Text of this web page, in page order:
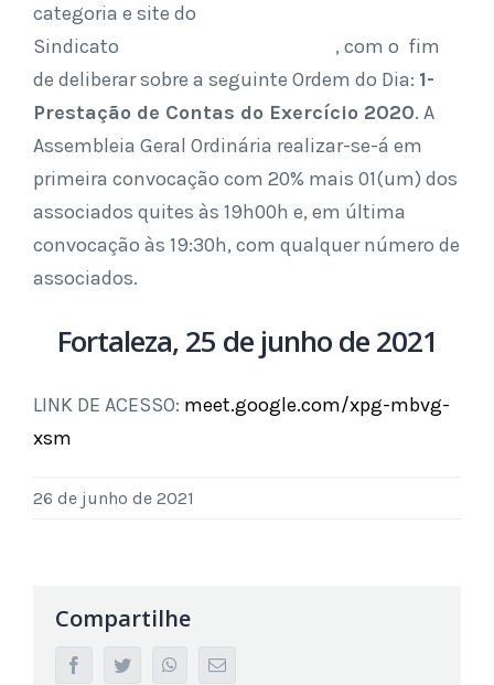
categoria e site do
Sindicato , com o fim
de deliberar sobre a seguinte Ordem do Dia: 1-
Prestação de Contas do Exercício 2020. A
Assembleia Geral Ordinária realizar-se-á em
primeira convocação com 20% mais 01(um) dos
associados quites às 19h00h e, em última
convocação às 19:30h, com qualquer número de
associados.
Fortaleza, 25 de junho de 2021
LINK DE ACESSO: meet.google.com/xpg-mbvg-
xsm
26 de junho de 2021
Compartilhe
facebooktwitter whatsappEmail